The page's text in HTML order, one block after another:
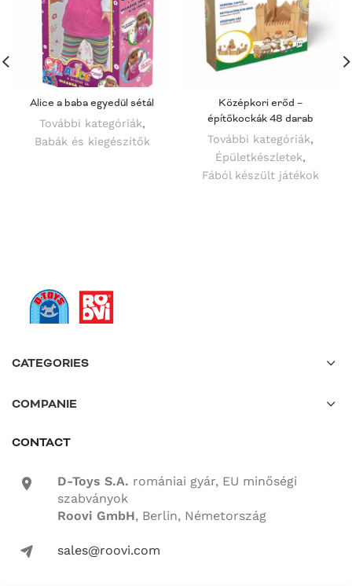
Alice a baba egyedül sétál
További kategóriák,
Babák és kiegészítők
Középkori erőd –
építőkockák 48 darab
További kategóriák,
Épületkészletek,
Fából készült játékok
CATEGORIES
COMPANIE
CONTACT
location-icon D-Toys S.A. romániai gyár, EU minőségi
szabványok
Roovi GmbH, Berlin, Németország
mail-icon sales@roovi.com